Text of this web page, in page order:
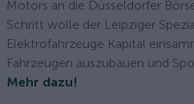
Motors an die Düsseldorfer
Schritt wolle der Leipziger
Elektrofahrzeuge Kapital
Fahrzeugen auszubauen und
Mehr dazu!